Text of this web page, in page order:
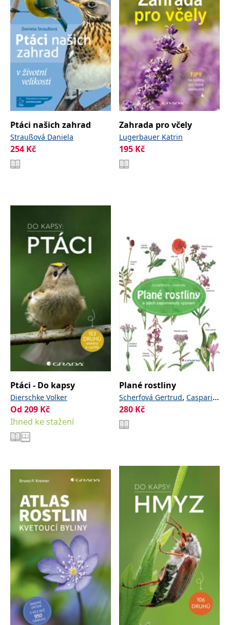
Ptáci našich zahrad
Straußová Daniela
254 Kč
Zahrada pro včely
Lugerbauer Katrin
195 Kč
Ptáci - Do kapsy
Dierschke Volker
Od 209 Kč
Ihned ke stažení
Plané rostliny
Scherfová Gertrud, Caspari
Claus
280 Kč